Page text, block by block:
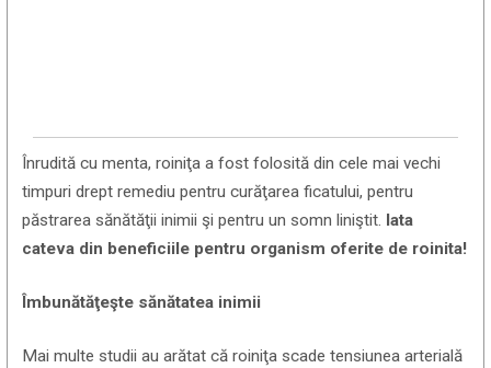
Înrudită cu menta, roiniţa a fost folosită din cele mai vechi
timpuri drept remediu pentru curăţarea ficatului, pentru
păstrarea sănătăţii inimii şi pentru un somn liniştit. Iata
cateva din beneficiile pentru organism oferite de roinita!
Îmbunătăţeşte sănătatea inimii
Mai multe studii au arătat că roiniţa scade tensiunea arterială